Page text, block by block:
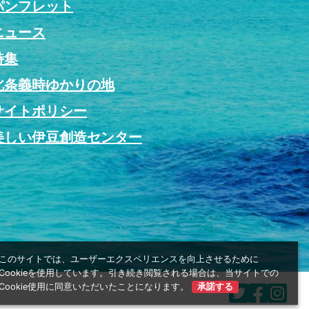
のサイトでは、ユーザーエクスペリエンスを向上させるために
を使用しています。引き続き閲覧される場合は、当サイトでの
使用に同意いただいたことになります。
承諾する
ンフレット
ュース
集
条義時ゆかりの地
イトポリシー
しい伊豆創造センター